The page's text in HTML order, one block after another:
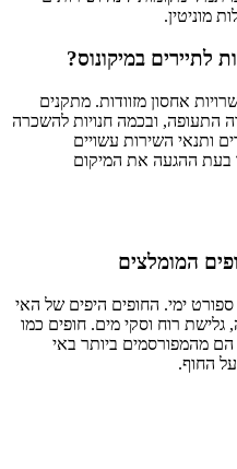
מוניטין.
לתיירים במיקונוס?
אחסון מזוודות. מתקנים
התעופה, ובכמה חנויות להשכרה
ותנאי השירות עשויים
בעת ההגעה את המיקום
ספורט ימי. החופים היפים של האי
גלישת רוח וסקי מים. חופים כמו
הם מהמפורסמים ביותר באי
החוף.